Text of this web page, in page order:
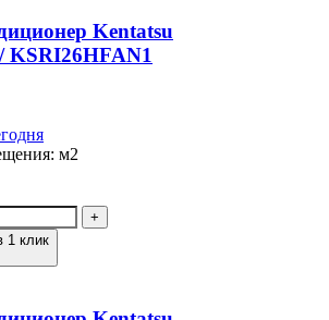
Kentatsu
KSRI26HFAN1
м2
1 клик